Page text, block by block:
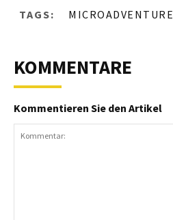
TAGS: MICROADVENTURE
KOMMENTARE
Kommentieren Sie den Artikel